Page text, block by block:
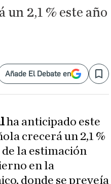
2,1 % este año
Añade El Debate en Save
ha anticipado este
crecerá un 2,1 %
de la estimación
en la
donde se preveía